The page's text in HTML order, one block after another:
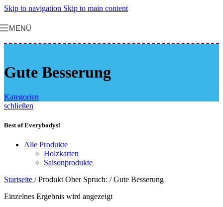
Skip to navigation Skip to main content
MENÜ
Gute Besserung
Kategorien
schließen
Best of Everybodys!
Alle Produkte
Holzkarten
Saisonprodukte
Startseite / Produkt Ober Spruch: / Gute Besserung
Einzelnes Ergebnis wird angezeigt